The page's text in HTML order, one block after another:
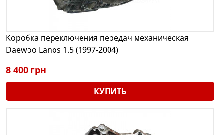
Коробка переключения передач механическая
Daewoo Lanos 1.5 (1997-2004)
8 400 грн
КУПИТЬ